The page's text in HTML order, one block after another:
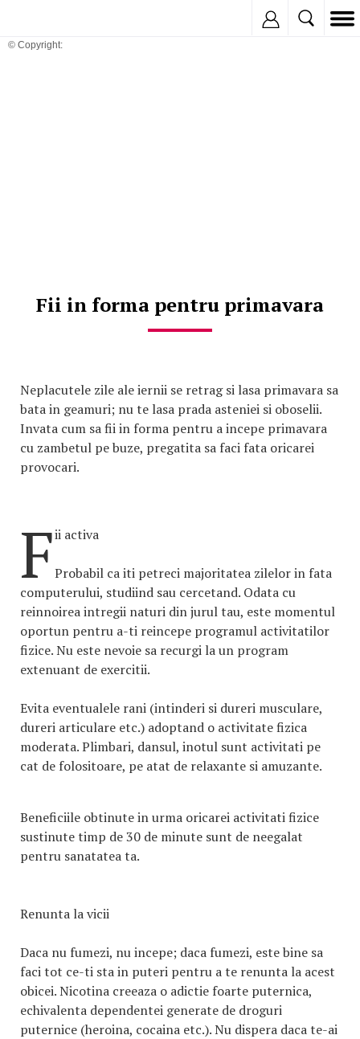
© Copyright:
Fii in forma pentru primavara
Neplacutele zile ale iernii se retrag si lasa primavara sa
bata in geamuri; nu te lasa prada asteniei si oboselii.
Invata cum sa fii in forma pentru a incepe primavara
cu zambetul pe buze, pregatita sa faci fata oricarei
provocari.
Fii activa
Probabil ca iti petreci majoritatea zilelor in fata
computerului, studiind sau cercetand. Odata cu
reinnoirea intregii naturi din jurul tau, este momentul
oportun pentru a-ti reincepe programul activitatilor
fizice. Nu este nevoie sa recurgi la un program
extenuant de exercitii.
Evita eventualele rani (intinderi si dureri musculare,
dureri articulare etc.) adoptand o activitate fizica
moderata. Plimbari, dansul, inotul sunt activitati pe
cat de folositoare, pe atat de relaxante si amuzante.
Beneficiile obtinute in urma oricarei activitati fizice
sustinute timp de 30 de minute sunt de neegalat
pentru sanatatea ta.
Renunta la vicii
Daca nu fumezi, nu incepe; daca fumezi, este bine sa
faci tot ce-ti sta in puteri pentru a te renunta la acest
obicei. Nicotina creeaza o adictie foarte puternica,
echivalenta dependentei generate de droguri
puternice (heroina, cocaina etc.). Nu dispera daca te-ai